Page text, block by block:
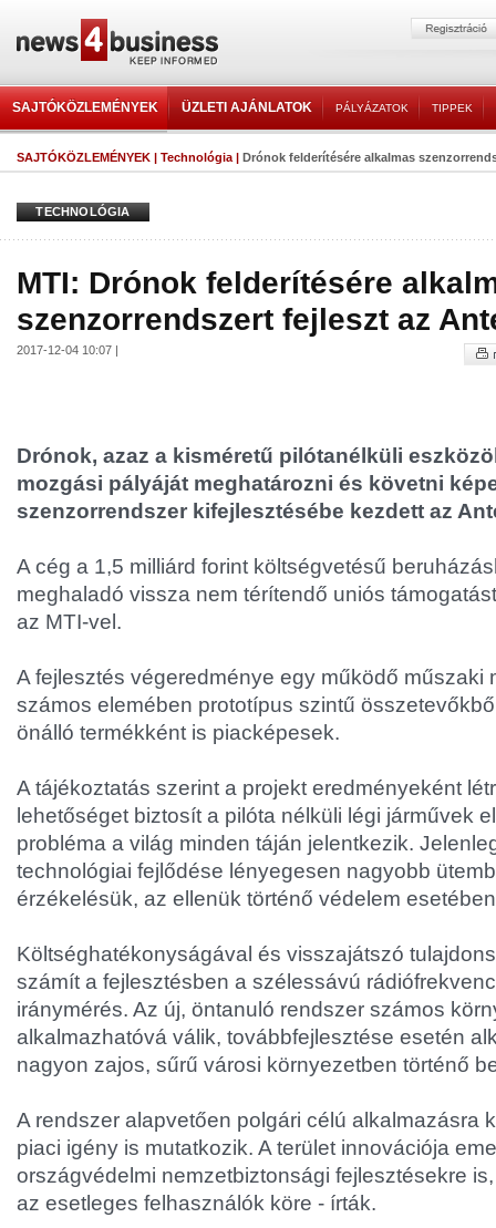
SAJTÓKÖZLEMÉNYEK ÜZLETI AJÁNLATOK PÁLYÁZATOK TIPPEK
SAJTÓKÖZLEMÉNYEK | Technológia | Drónok felderítésére alkalmas
TECHNOLÓGIA
MTI: Drónok felderítésére
szenzorrendszert fejleszt az
2017-12-04 10:07 |
Drónok, azaz a kisméretű pilótanélküli
mozgási pályáját meghatározni és követni
szenzorrendszer kifejlesztésébe kezdett az
A cég a 1,5 milliárd forint költségvetésű
meghaladó vissza nem térítendő uniós
az MTI-vel.
A fejlesztés végeredménye egy működő műszaki
számos elemében prototípus szintű
önálló termékként is piacképesek.
A tájékoztatás szerint a projekt eredményeként
lehetőséget biztosít a pilóta nélküli légi járművek
probléma a világ minden táján jelentkezik.
technológiai fejlődése lényegesen nagyobb
érzékelésük, az ellenük történő védelem
Költséghatékonyságával és visszajátszó
számít a fejlesztésben a szélessávú
iránymérés. Az új, öntanuló rendszer számos
alkalmazhatóvá válik, továbbfejlesztése esetén
nagyon zajos, sűrű városi környezetben történő
A rendszer alapvetően polgári célú alkalmazásra
piaci igény is mutatkozik. A terület innovációja
országvédelmi nemzetbiztonsági fejlesztésekre
az esetleges felhasználók köre - írták.